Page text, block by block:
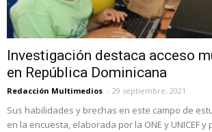
Investigación destaca acceso
en República Dominicana
Redacción Multimedios - 29 septiembre, 2021
Sus habilidades y brechas en este campo de
en la encuesta, elaborada por la ONE y UNICEF